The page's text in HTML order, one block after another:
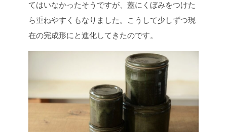
てはいなかったそうですが、蓋にくぼみをつけた
ら重ねやすくもなりました。こうして少しずつ現
在の完成形にと進化してきたのです。